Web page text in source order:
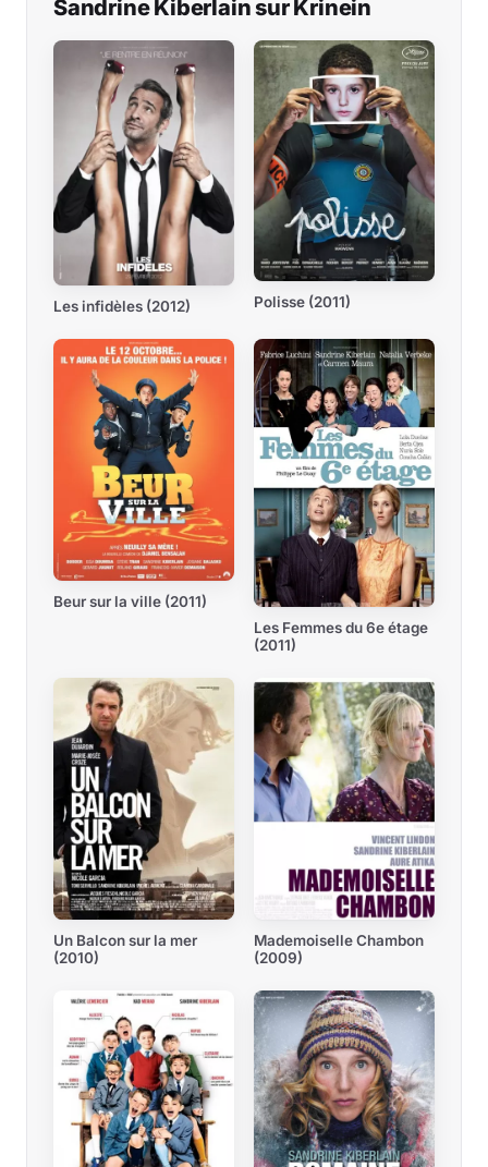
Sandrine Kiberlain sur Krinein
Les infidèles (2012) Polisse (2011)
Beur sur la ville (2011)
Les Femmes du 6e étage
(2011)
Un Balcon sur la mer
(2010)
Mademoiselle Chambon
(2009)